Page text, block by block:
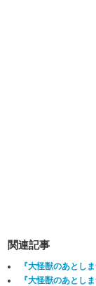
関連記事
『大怪獣のあとし
『大怪獣のあとし